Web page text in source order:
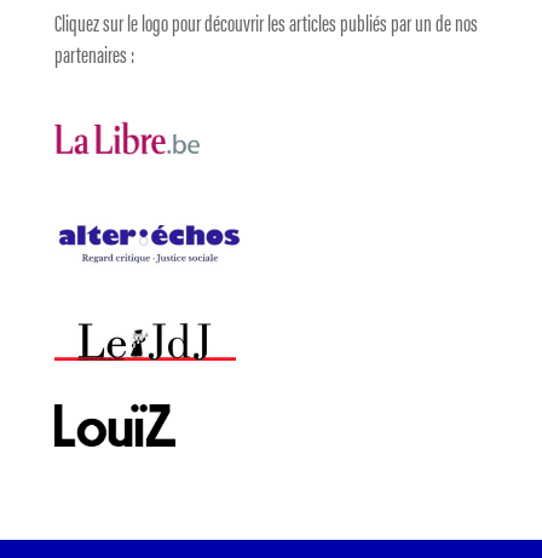
Cliquez sur le logo pour découvrir les articles publiés par un de nos
partenaires :